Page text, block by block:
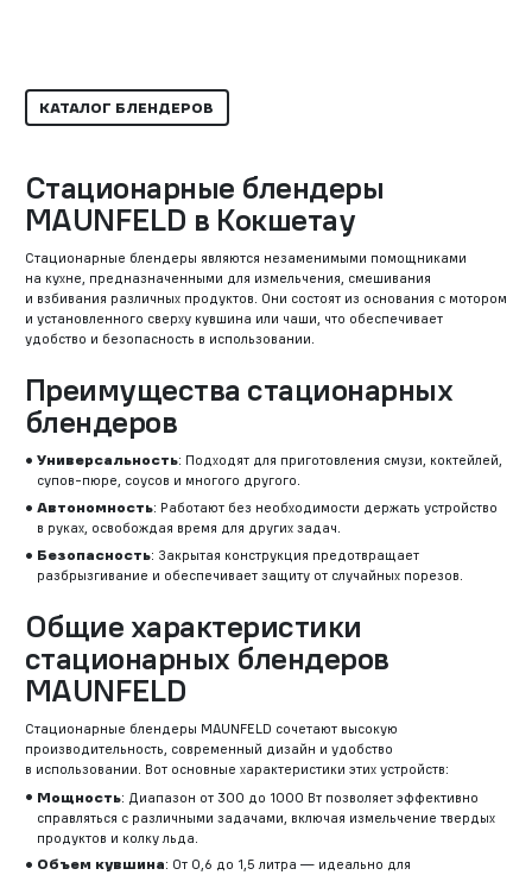
КАТАЛОГ БЛЕНДЕРОВ
Стационарные блендеры
MAUNFELD в Кокшетау
Стационарные блендеры являются незаменимыми помощниками
на кухне, предназначенными для измельчения, смешивания
и взбивания различных продуктов. Они состоят из основания с мотором
и установленного сверху кувшина или чаши, что обеспечивает
удобство и безопасность в использовании.
Преимущества стационарных
блендеров
Универсальность: Подходят для приготовления смузи, коктейлей,
супов-пюре, соусов и многого другого.
Автономность: Работают без необходимости держать устройство
в руках, освобождая время для других задач.
Безопасность: Закрытая конструкция предотвращает
разбрызгивание и обеспечивает защиту от случайных порезов.
Общие характеристики
стационарных блендеров
MAUNFELD
Стационарные блендеры MAUNFELD сочетают высокую
производительность, современный дизайн и удобство
в использовании. Вот основные характеристики этих устройств:
Мощность: Диапазон от 300 до 1000 Вт позволяет эффективно
справляться с различными задачами, включая измельчение твердых
продуктов и колку льда.
Объем кувшина: От 0,6 до 1,5 литра — идеально для